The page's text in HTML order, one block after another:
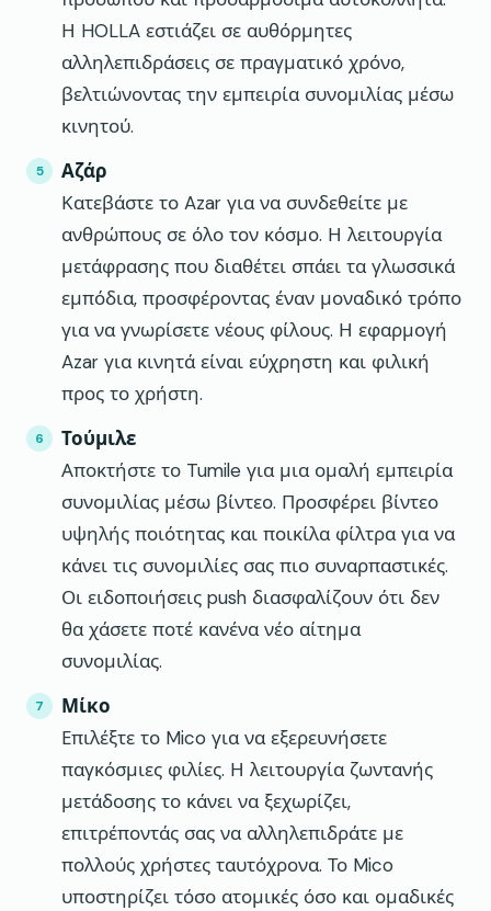
Η HOLLA εστιάζει σε αυθόρμητες
αλληλεπιδράσεις σε πραγματικό χρόνο,
βελτιώνοντας την εμπειρία συνομιλίας μέσω
κινητού.
Αζάρ
Κατεβάστε το Azar για να συνδεθείτε με
ανθρώπους σε όλο τον κόσμο. Η λειτουργία
μετάφρασης που διαθέτει σπάει τα γλωσσικά
εμπόδια, προσφέροντας έναν μοναδικό τρόπο
για να γνωρίσετε νέους φίλους. Η εφαρμογή
Azar για κινητά είναι εύχρηστη και φιλική
προς το χρήστη.
Τούμιλε
Αποκτήστε το Tumile για μια ομαλή εμπειρία
συνομιλίας μέσω βίντεο. Προσφέρει βίντεο
υψηλής ποιότητας και ποικίλα φίλτρα για να
κάνει τις συνομιλίες σας πιο συναρπαστικές.
Οι ειδοποιήσεις push διασφαλίζουν ότι δεν
θα χάσετε ποτέ κανένα νέο αίτημα
συνομιλίας.
Μίκο
Επιλέξτε το Mico για να εξερευνήσετε
παγκόσμιες φιλίες. Η λειτουργία ζωντανής
μετάδοσης το κάνει να ξεχωρίζει,
επιτρέποντάς σας να αλληλεπιδράτε με
πολλούς χρήστες ταυτόχρονα. Το Mico
υποστηρίζει τόσο ατομικές όσο και ομαδικές